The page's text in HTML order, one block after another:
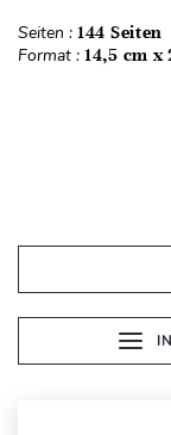
Seiten : 144 Seiten
Format : 14,5 cm x